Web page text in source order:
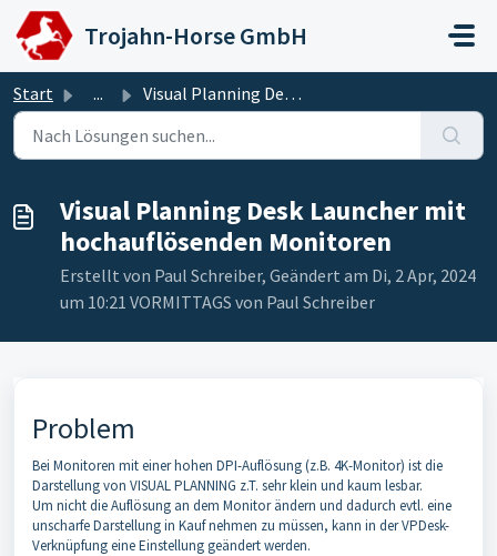
Zum hauptsächlichen Inhalt gehen
Trojahn-Horse GmbH
Start ... Visual Planning Desk Launcher mit hochauflösenden Monitoren
Visual Planning Desk Launcher mit
hochauflösenden Monitoren
Erstellt von Paul Schreiber, Geändert am Di, 2 Apr, 2024
um 10:21 VORMITTAGS von Paul Schreiber
Problem
Bei Monitoren mit einer hohen DPI-Auflösung (z.B. 4K-Monitor) ist die
Darstellung von VISUAL PLANNING z.T. sehr klein und kaum lesbar.
Um nicht die Auflösung an dem Monitor ändern und dadurch evtl. eine
unscharfe Darstellung in Kauf nehmen zu müssen, kann in der VPDesk-
Verknüpfung eine Einstellung geändert werden.